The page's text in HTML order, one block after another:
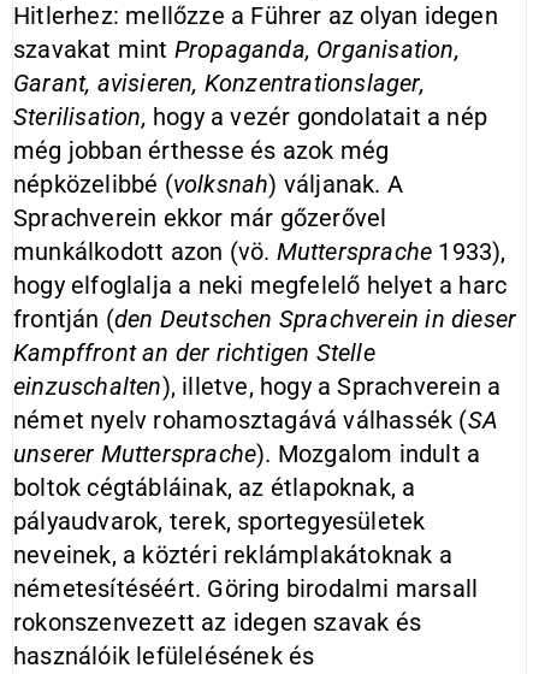
Hitlerhez: mellőzze a Führer az olyan idegen
szavakat mint Propaganda, Organisation,
Garant, avisieren, Konzentrationslager,
Sterilisation, hogy a vezér gondolatait a nép
még jobban érthesse és azok még
népközelibbé (volksnah) váljanak. A
Sprachverein ekkor már gőzerővel
munkálkodott azon (vö. Muttersprache 1933),
hogy elfoglalja a neki megfelelő helyet a harc
frontján (den Deutschen Sprachverein in dieser
Kampffront an der richtigen Stelle
einzuschalten), illetve, hogy a Sprachverein a
német nyelv rohamosztagává válhassék (SA
unserer Muttersprache). Mozgalom indult a
boltok cégtábláinak, az étlapoknak, a
pályaudvarok, terek, sportegyesületek
neveinek, a köztéri reklámplakátoknak a
németesítéséért. Göring birodalmi marsall
rokonszenvezett az idegen szavak és
használóik lefülelésének és